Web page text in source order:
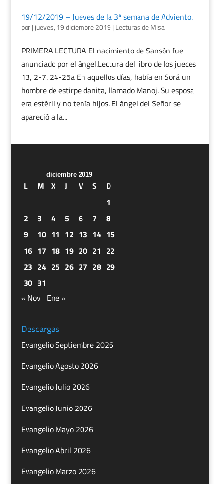
19/12/2019 – Jueves de la 3ª semana de Adviento.
por| jueves, 19 diciembre 2019 | Lecturas de Misa
PRIMERA LECTURA El nacimiento de Sansón fue
anunciado por el ángel.Lectura del libro de los jueces
13, 2-7. 24-25a En aquellos días, había en Sorá un
hombre de estirpe danita, llamado Manoj. Su esposa
era estéril y no tenía hijos. El ángel del Señor se
apareció a la...
diciembre 2019
L M X J V S
D
1
2
3 4 5 6 7
8
9
10 11 12 13 14 15
16 17 18 19 20 21 22
23 24 25 26 27 28 29
30 31
« Nov Ene »
Descargas
Evangelio Septiembre 2026
Evangelio Agosto 2026
Evangelio Julio 2026
Evangelio Junio 2026
Evangelio Mayo 2026
Evangelio Abril 2026
Evangelio Marzo 2026